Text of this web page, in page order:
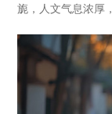
 登录您的
旎，人文气息浓厚